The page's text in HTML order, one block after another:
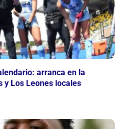
arranca en la
y Los Leones locales